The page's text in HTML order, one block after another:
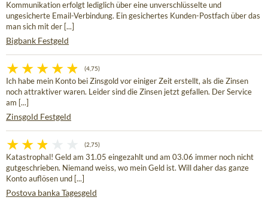
Kommunikation erfolgt lediglich über eine unverschlüsselte und
ungesicherte Email-Verbindung. Ein gesichertes Kunden-Postfach über das
man sich mit der [...]
Bigbank Festgeld
(4,75)
Ich habe mein Konto bei Zinsgold vor einiger Zeit erstellt, als die Zinsen
noch attraktiver waren. Leider sind die Zinsen jetzt gefallen. Der Service
am [...]
Zinsgold Festgeld
(2,75)
Katastrophal! Geld am 31.05 eingezahlt und am 03.06 immer noch nicht
gutgeschrieben. Niemand weiss, wo mein Geld ist. Will daher das ganze
Konto auflösen und [...]
Postova banka Tagesgeld